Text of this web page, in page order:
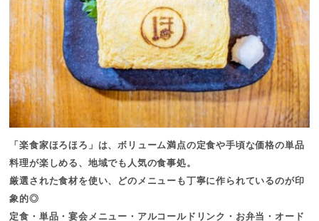
「楽食家ほろほろ」は、 ボリューム満点の定食や手頃な価格の単品
料理が楽しめる、地域でも人気の食事処。
厳選された食材を使い、どのメニューも丁寧に作られているのが印
象的◎
定食・単品・宴会メニュー・アルコールドリンク・お弁当・オード